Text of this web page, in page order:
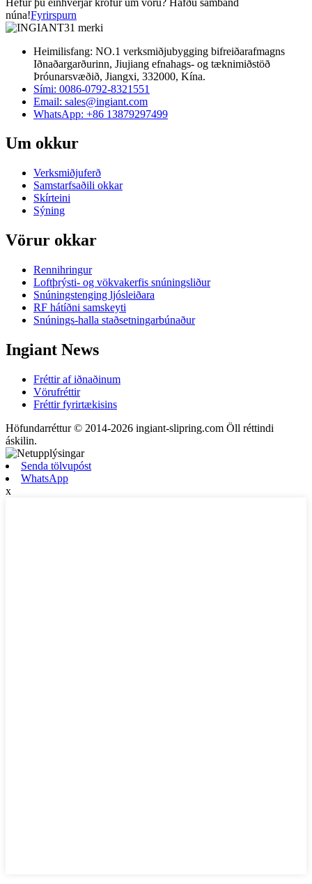
núna!Fyrirspurn
Heimilisfang: NO.1 verksmiðjubygging bifreiðarafmagns
Iðnaðargarðurinn, Jiujiang efnahags- og tæknimiðstöð
Þróunarsvæðið, Jiangxi, 332000, Kína.
Sími: 0086-0792-8321551
Email: sales@ingiant.com
WhatsApp: +86 13879297499
Um okkur
Verksmiðjuferð
Samstarfsaðili okkar
Skírteini
Sýning
Vörur okkar
Rennihringur
Loftþrýsti- og vökvakerfis snúningsliður
Snúningstenging ljósleiðara
RF hátíðni samskeyti
Snúnings-halla staðsetningarbúnaður
Ingiant News
Fréttir af iðnaðinum
Vörufréttir
Fréttir fyrirtækisins
Höfundarréttur © 2014-2026 ingiant-slipring.com Öll réttindi
áskilin.
Senda tölvupóst
WhatsApp
x